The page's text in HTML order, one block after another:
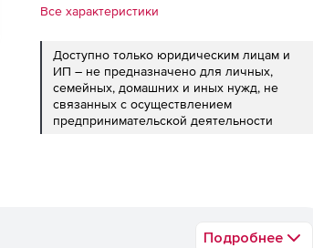
Все характеристики
Доступно только юридическим лицам и
ИП – не предназначено для личных,
семейных, домашних и иных нужд, не
связанных с осуществлением
предпринимательской деятельности
Подробнее